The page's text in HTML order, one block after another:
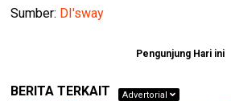
Sumber: DI'sway
Pengunjung Hari ini
BERITA TERKAIT Advertorial